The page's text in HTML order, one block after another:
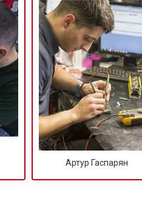
Артур Гаспарян